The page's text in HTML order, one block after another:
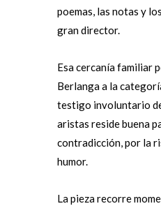
poemas, las notas y
gran director.
Esa cercanía familiar
Berlanga a la
testigo involuntario de
aristas reside buena
contradicción, por la
humor.
La pieza recorre